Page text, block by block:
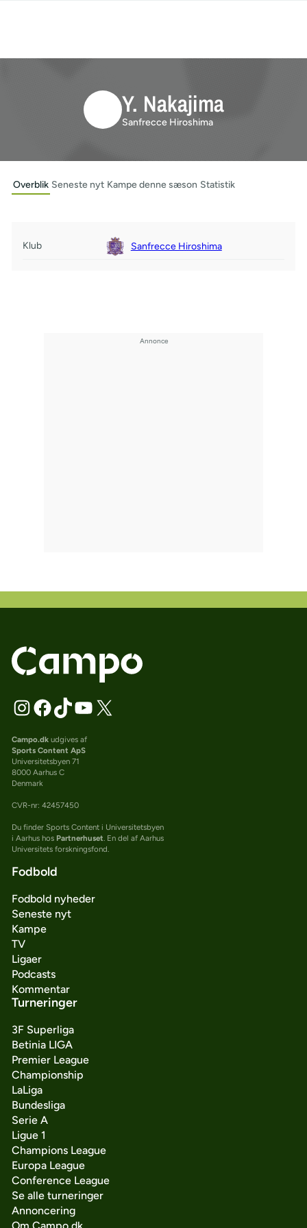
Y. Nakajima
Sanfrecce Hiroshima
Overblik Seneste nyt Kampe denne sæson Statistik
Klub Sanfrecce Hiroshima
Campo.dkudgives af
Sports Content ApS
Universitetsbyen 71
8000 Aarhus C
Denmark
CVR-nr: 42457450
Du finder Sports Content i Universitetsbyen
i Aarhus hos Partnerhuset. En del af Aarhus
Universitets forskningsfond.
Fodbold
Fodbold nyheder
Seneste nyt
Kampe
TV
Ligaer
Podcasts
Kommentar
Turneringer
3F Superliga
Betinia LIGA
Premier League
Championship
LaLiga
Bundesliga
Serie A
Ligue 1
Champions League
Europa League
Conference League
Se alle turneringer
Annoncering